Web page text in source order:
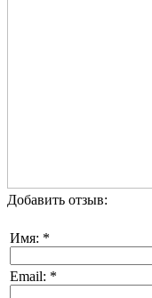
Добавить отзыв:
Имя: *
Email: *